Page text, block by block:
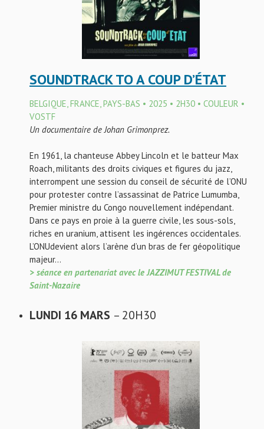
SOUNDTRACK TO A COUP D’ÉTAT
BELGIQUE, FRANCE, PAYS-BAS • 2025 • 2H30 • COULEUR •
VOSTF
Un documentaire de Johan Grimonprez.
En 1961, la chanteuse Abbey Lincoln et le batteur Max
Roach, militants des droits civiques et figures du jazz,
interrompent une session du conseil de sécurité de l’ONU
pour protester contre l’assassinat de Patrice Lumumba,
Premier ministre du Congo nouvellement indépendant.
Dans ce pays en proie à la guerre civile, les sous-sols,
riches en uranium, attisent les ingérences occidentales.
L’ONUdevient alors l’arène d’un bras de fer géopolitique
majeur…
> séance en partenariat avec le JAZZIMUT FESTIVAL de
Saint-Nazaire
LUNDI 16 MARS – 20H30